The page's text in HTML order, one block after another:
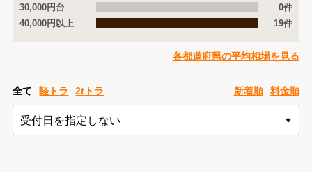
30,000円台
0件
40,000円以上
19件
各都道府県の平均相場を見る
全て 軽トラ 2tトラ 新着順 料金順